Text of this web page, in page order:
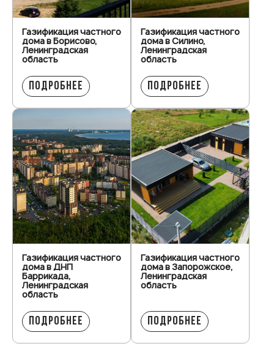
Газификация частного
дома в Борисово,
Ленинградская
область
ПОДРОБНЕЕ
Газификация частного
дома в Силино,
Ленинградская
область
ПОДРОБНЕЕ
Газификация частного
дома в ДНП
Баррикада,
Ленинградская
область
ПОДРОБНЕЕ
Газификация частного
дома в Запорожское,
Ленинградская
область
ПОДРОБНЕЕ